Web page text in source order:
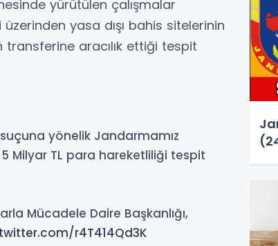
yürütülen çalışmalar
yasa dışı bahis sitelerinin
aracılık ettiği tespit
suçuna yönelik Jandarmamız
Milyar TL para hareketliliği tespit
Mücadele Daire Başkanlığı,
r4T414Qd3K